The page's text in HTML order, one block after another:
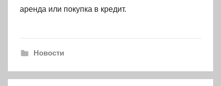
аренда или покупка в кредит.
Новости